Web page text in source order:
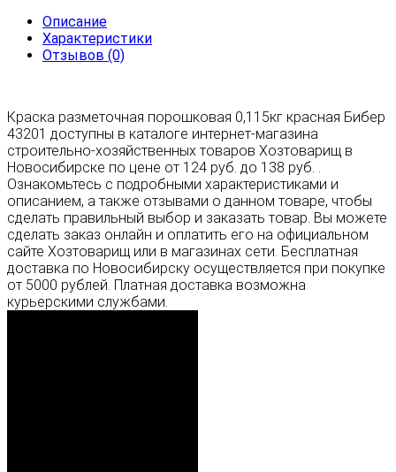
Описание
Характеристики
Отзывов (0)
Краска разметочная порошковая 0,115кг красная Бибер
43201 доступны в каталоге интернет-магазина
строительно-хозяйственных товаров Хозтоварищ в
Новосибирске по цене от 124 руб. до 138 руб. .
Ознакомьтесь с подробными характеристиками и
описанием, а также отзывами о данном товаре, чтобы
сделать правильный выбор и заказать товар. Вы можете
сделать заказ онлайн и оплатить его на официальном
сайте Хозтоварищ или в магазинах сети. Бесплатная
доставка по Новосибирску осуществляется при покупке
от 5000 рублей. Платная доставка возможна
курьерскими службами.